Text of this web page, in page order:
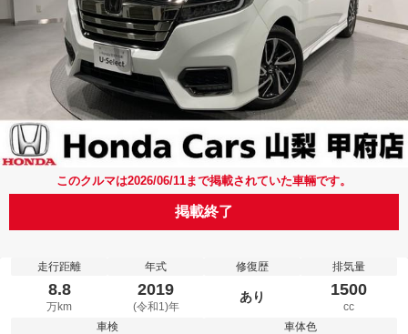
このクルマは2026/06/11まで掲載されていた車輛です。
掲載終了
走行距離
8.8
万km
年式
2019
(令和1)年
修復歴
あり
排気量
1500
cc
車検
車体色